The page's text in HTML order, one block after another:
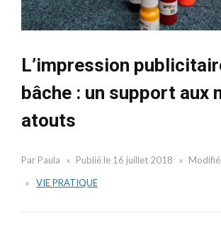
L’impression
bâche : un support aux
atouts
Par Paula Publié le 16 juillet 2018
VIE PRATIQUE